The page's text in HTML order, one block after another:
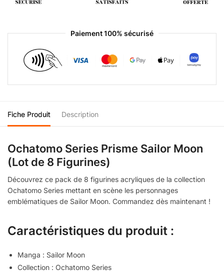
Paiement 100% sécurisé
Fiche Produit Description
Ochatomo Series Prisme Sailor Moon
(Lot de 8 Figurines)
Découvrez ce pack de 8 figurines acryliques de la collection
Ochatomo Series mettant en scène les personnages
emblématiques de Sailor Moon. Commandez dès maintenant !
Caractéristiques du produit :
Manga : Sailor Moon
Collection : Ochatomo Series